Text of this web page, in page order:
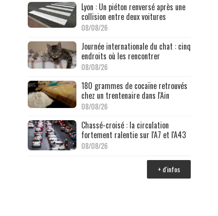
Lyon : Un piéton renversé après une
collision entre deux voitures
08/08/26
Journée internationale du chat : cinq
endroits où les rencontrer
08/08/26
180 grammes de cocaïne retrouvés
chez un trentenaire dans l'Ain
08/08/26
Chassé-croisé : la circulation
fortement ralentie sur l'A7 et l'A43
08/08/26
+ d'infos